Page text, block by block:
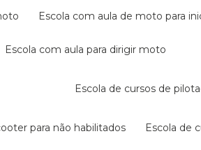
escola com aula de moto para
escola com aula para dirigir moto
escola de cursos de
para não habilitados escola